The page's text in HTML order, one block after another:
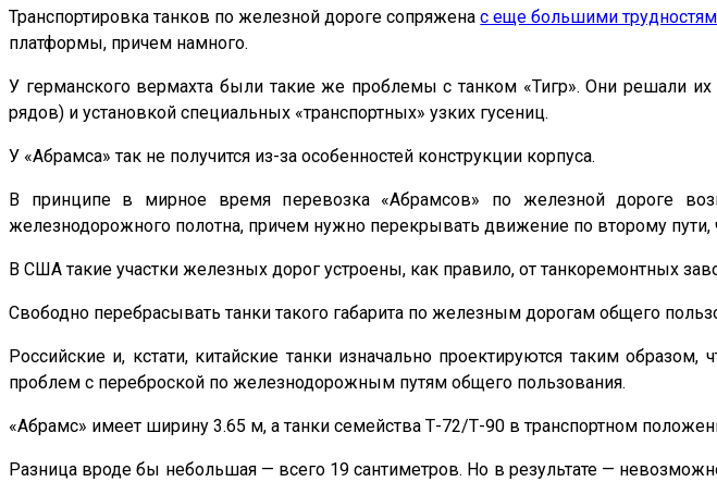
Транспортировка танков по железной дороге сопряженас еще большими
платформы, причем намного.
У германского вермахта были такие же проблемы с танком «Тигр». Они решали
рядов) и установкой специальных «транспортных» узких гусениц.
У «Абрамса» так не получится из-за особенностей конструкции корпуса.
В принципе в мирное время перевозка «Абрамсов» по железной дороге
железнодорожного полотна, причем нужно перекрывать движение по второму
В США такие участки железных дорог устроены, как правило, от танкоремонтных
Свободно перебрасывать танки такого габарита по железным дорогам общего
Российские и, кстати, китайские танки изначально проектируются таким
проблем с переброской по железнодорожным путям общего пользования.
«Абрамс» имеет ширину 3.65 м, а танки семейства Т-72/Т-90 в транспортном
Разница вроде бы небольшая — всего 19 сантиметров. Но в результате —